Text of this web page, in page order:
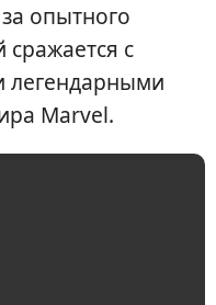
опытного
с
легендарными
Marvel.